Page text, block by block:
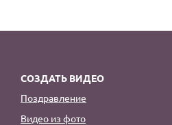
СОЗДАТЬ ВИДЕО
Поздравление
Видео из фото